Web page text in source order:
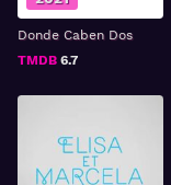
Donde Caben Dos
TMDB 6.7